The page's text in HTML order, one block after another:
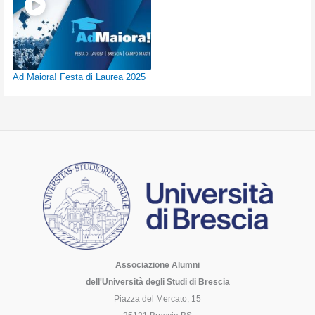
Ad Maiora! Festa di Laurea 2025
Associazione Alumni
dell'Università degli Studi di Brescia
Piazza del Mercato, 15